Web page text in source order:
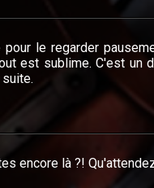
le regarder
est sublime. C'est un
encore là ?!